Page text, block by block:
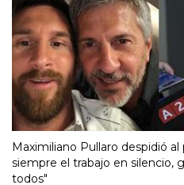
Maximiliano Pullaro despidió al
siempre el trabajo en silencio,
todos"